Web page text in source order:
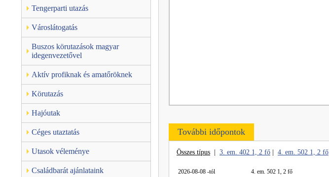
Tengerparti utazás
Városlátogatás
Buszos körutazások magyar
idegenvezetővel
Aktív profiknak és amatőröknek
Körutazás
Hajóutak
Céges utaztatás
Utasok véleménye
Családbarát ajánlataink
További időpontok
Összes típus 3. em. 402 1, 2 fő 4. em. 502 1, 2 fő
2026-08-08 -tól 4. em. 502 1, 2 fő